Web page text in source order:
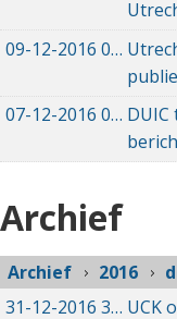
09-12-2016 09-12-2016 11:23
07-12-2016 07-12-2016 19:49
Archief
Archief 2016
31-12-2016 31-12-2016 12:15
UCK